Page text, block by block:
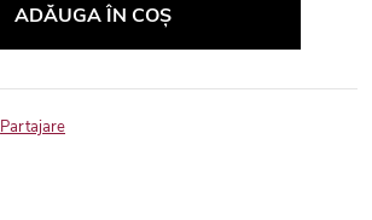
ADĂUGA ÎN COŞ
Partajare